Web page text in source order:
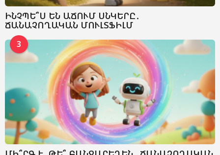
ԻՆՉՊԵ՞Ս ԵՆ ԱՃՈՒՄ ՍՆԿԵՐԸ․
ՃԱՆԱՉՈՂԱԿԱՆ ՄՈՒԼՏՖԻԼՄ
3